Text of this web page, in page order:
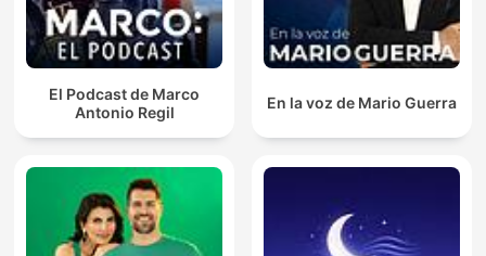
El Podcast de Marco
Antonio Regil
En la voz de Mario Guerra